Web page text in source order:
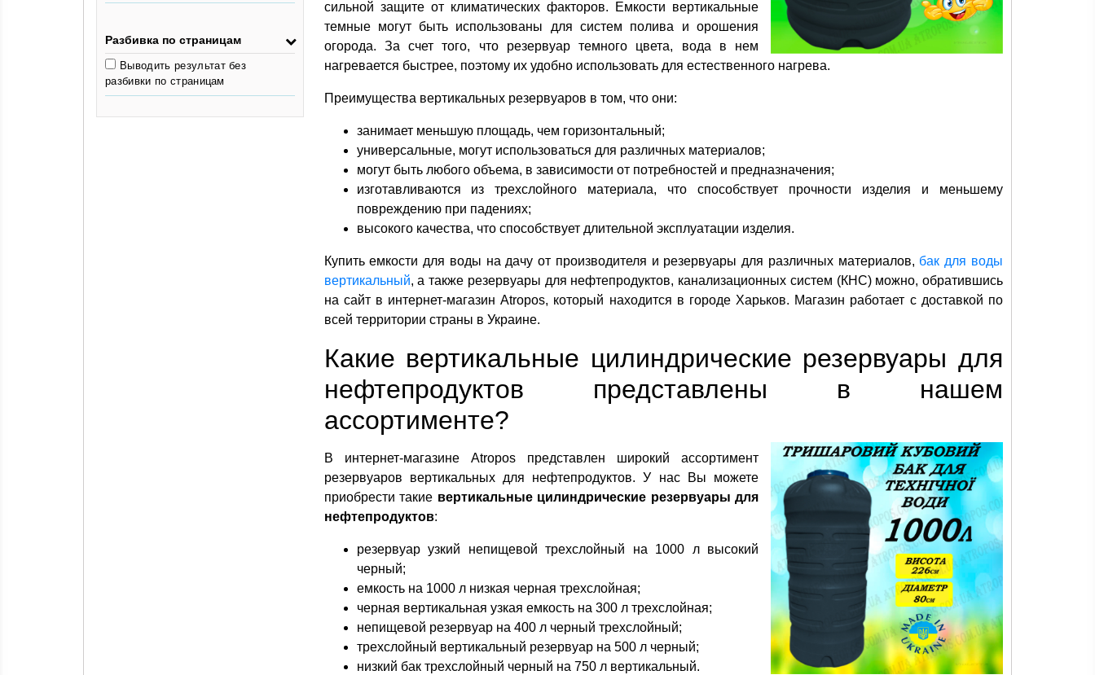
Разбивка по страницам
Выводить результат без
разбивки по страницам
сильной защите от климатических факторов. Емкости вертикальные
темные могут быть использованы для систем полива и орошения
огорода. За счет того, что резервуар темного цвета, вода в нем
нагревается быстрее, поэтому их удобно использовать для естественного нагрева.
Преимущества вертикальных резервуаров в том, что они:
занимает меньшую площадь, чем горизонтальный;
универсальные, могут использоваться для различных материалов;
могут быть любого объема, в зависимости от потребностей и предназначения;
изготавливаются из трехслойного материала, что способствует прочности изделия и меньшему
повреждению при падениях;
высокого качества, что способствует длительной эксплуатации изделия.
Купить емкости для воды на дачу от производителя и резервуары для различных материалов, бак для воды
вертикальный, а также резервуары для нефтепродуктов, канализационных систем (КНС) можно, обратившись
на сайт в интернет-магазин Atropos, который находится в городе Харьков. Магазин работает с доставкой по
всей территории страны в Украине.
Какие вертикальные цилиндрические резервуары для
нефтепродуктов представлены в нашем
ассортименте?
В интернет-магазине Atropos представлен широкий ассортимент
резервуаров вертикальных для нефтепродуктов. У нас Вы можете
приобрести такие вертикальные цилиндрические резервуары для
нефтепродуктов:
резервуар узкий непищевой трехслойный на 1000 л высокий
черный;
емкость на 1000 л низкая черная трехслойная;
черная вертикальная узкая емкость на 300 л трехслойная;
непищевой резервуар на 400 л черный трехслойный;
трехслойный вертикальный резервуар на 500 л черный;
низкий бак трехслойный черный на 750 л вертикальный.